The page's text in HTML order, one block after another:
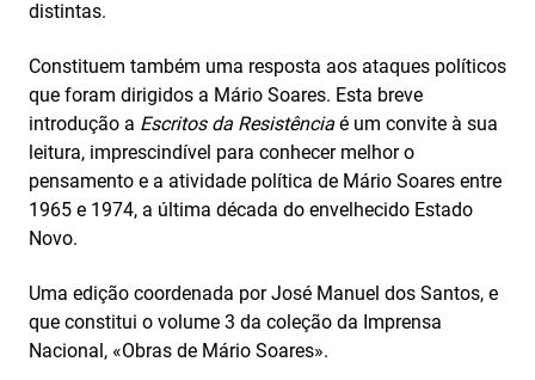
distintas.
Constituem também uma resposta aos ataques políticos
que foram dirigidos a Mário Soares. Esta breve
introdução a Escritos da Resistência é um convite à sua
leitura, imprescindível para conhecer melhor o
pensamento e a atividade política de Mário Soares entre
1965 e 1974, a última década do envelhecido Estado
Novo.
Uma edição coordenada por José Manuel dos Santos, e
que constitui o volume 3 da coleção da Imprensa
Nacional, «Obras de Mário Soares».